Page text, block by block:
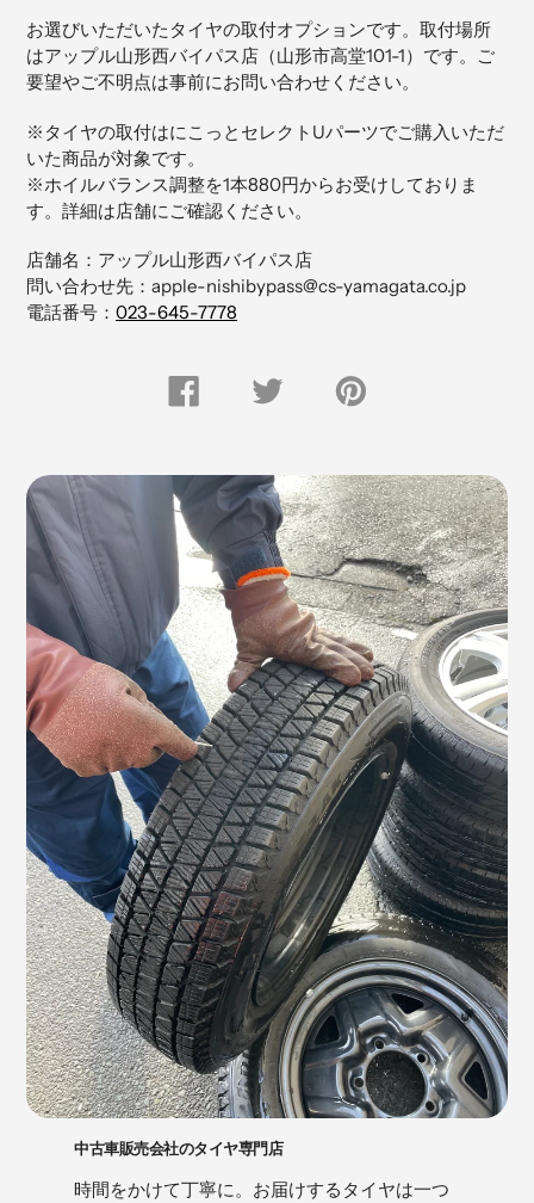
ー
ト
に
商
品
を
追
加
す
る
お選びいただいたタイヤの取付オプションです。取付場所
はアップル山形西バイパス店（山形市高堂101-1）です。ご
要望やご不明点は事前にお問い合わせください。
※タイヤの取付はにこっとセレクトUパーツでご購入いただ
いた商品が対象です。
※ホイルバランス調整を1本880円からお受けしておりま
す。詳細は店舗にご確認ください。
店舗名：アップル山形西バイパス店
問い合わせ先：apple-nishibypass@cs-yamagata.co.jp
電話番号： 023-645-7778
FACEBOOK
で
Twitter
Pinterest
に
す
る
中古車販売会社のタイヤ専門店
時間をかけて丁寧に。お届けするタイヤは一つ